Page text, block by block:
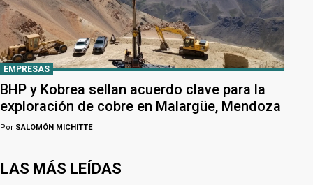
EMPRESAS
BHP y Kobrea sellan acuerdo clave para la
exploración de cobre en Malargüe, Mendoza
Por SALOMÓN MICHITTE
LAS MÁS LEÍDAS